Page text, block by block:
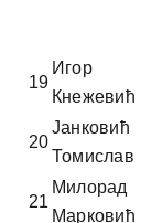
19
Игор
Кнежевић
20
Јанковић
Томислав
21
Милорад
Марковић